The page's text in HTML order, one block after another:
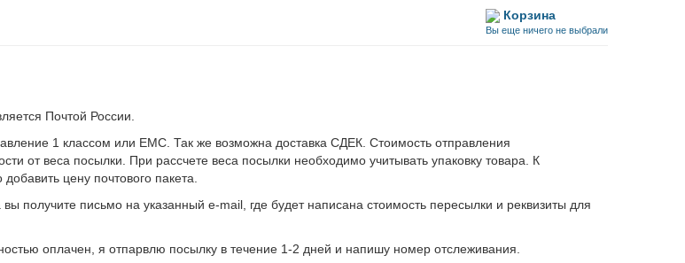
Корзина
Вы еще ничего не выбрали
Почтой России.
1 классом или ЕМС. Так же возможна доставка СДЕК. Стоимость отправления
от веса посылки. При рассчете веса посылки необходимо учитывать упаковку товара. К
цену почтового пакета.
получите письмо на указанный e-mail, где будет написана стоимость пересылки и реквизиты для
оплачен, я отпарвлю посылку в течение 1-2 дней и напишу номер отслеживания.